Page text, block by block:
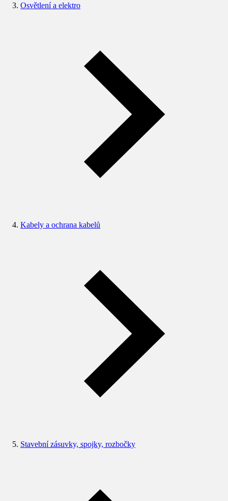
Osvětlení a elektro
Kabely a ochrana kabelů
Stavební zásuvky, spojky, rozbočky